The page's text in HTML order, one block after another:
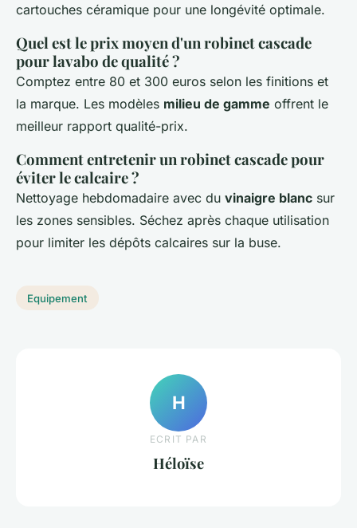
cartouches céramique pour une longévité optimale.
Quel est le prix moyen d'un robinet cascade
pour lavabo de qualité ?
Comptez entre 80 et 300 euros selon les finitions et
la marque. Les modèles milieu de gamme offrent le
meilleur rapport qualité-prix.
Comment entretenir un robinet cascade pour
éviter le calcaire ?
Nettoyage hebdomadaire avec du vinaigre blanc sur
les zones sensibles. Séchez après chaque utilisation
pour limiter les dépôts calcaires sur la buse.
Equipement
H
ECRIT PAR
Héloïse